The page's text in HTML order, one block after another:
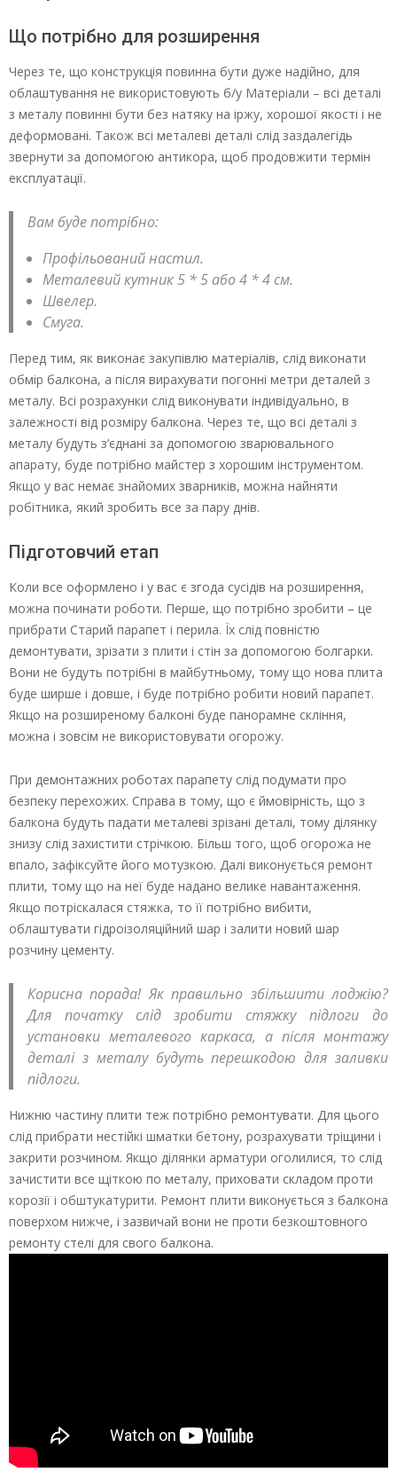
Що потрібно для розширення
Через те, що конструкція повинна бути дуже надійно, для
облаштування не використовують б/у Матеріали – всі деталі
з металу повинні бути без натяку на іржу, хорошої якості і не
деформовані. Також всі металеві деталі слід заздалегідь
звернути за допомогою антикора, щоб продовжити термін
експлуатації.
Вам буде потрібно:
Профільований настил.
Металевий кутник 5 * 5 або 4 * 4 см.
Швелер.
Смуга.
Перед тим, як виконає закупівлю матеріалів, слід виконати
обмір балкона, а після вирахувати погонні метри деталей з
металу. Всі розрахунки слід виконувати індивідуально, в
залежності від розміру балкона. Через те, що всі деталі з
металу будуть з’єднані за допомогою зварювального
апарату, буде потрібно майстер з хорошим інструментом.
Якщо у вас немає знайомих зварників, можна найняти
робітника, який зробить все за пару днів.
Підготовчий етап
Коли все оформлено і у вас є згода сусідів на розширення,
можна починати роботи. Перше, що потрібно зробити – це
прибрати Старий парапет і перила. Їх слід повністю
демонтувати, зрізати з плити і стін за допомогою болгарки.
Вони не будуть потрібні в майбутньому, тому що нова плита
буде ширше і довше, і буде потрібно робити новий парапет.
Якщо на розширеному балконі буде панорамне скління,
можна і зовсім не використовувати огорожу.
При демонтажних роботах парапету слід подумати про
безпеку перехожих. Справа в тому, що є ймовірність, що з
балкона будуть падати металеві зрізані деталі, тому ділянку
знизу слід захистити стрічкою. Більш того, щоб огорожа не
впало, зафіксуйте його мотузкою. Далі виконується ремонт
плити, тому що на неї буде надано велике навантаження.
Якщо потріскалася стяжка, то її потрібно вибити,
облаштувати гідроізоляційний шар і залити новий шар
розчину цементу.
Корисна порада! Як правильно збільшити лоджію?
Для початку слід зробити стяжку підлоги до
установки металевого каркаса, а після монтажу
деталі з металу будуть перешкодою для заливки
підлоги.
Нижню частину плити теж потрібно ремонтувати. Для цього
слід прибрати нестійкі шматки бетону, розрахувати тріщини і
закрити розчином. Якщо ділянки арматури оголилися, то слід
зачистити все щіткою по металу, приховати складом проти
корозії і обштукатурити. Ремонт плити виконується з балкона
поверхом нижче, і зазвичай вони не проти безкоштовного
ремонту стелі для свого балкона.